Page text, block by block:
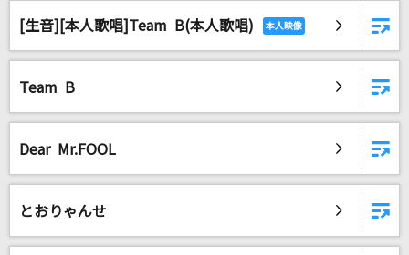
[生音][本人歌唱]Team B(本人歌唱)
Team B
Dear Mr.FOOL
とおりゃんせ